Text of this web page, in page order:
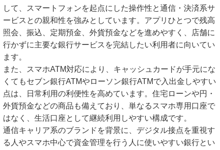
して、スマートフォンを起点にした操作性と通信・決済系サ
ービスとの親和性を強みとしています。アプリひとつで残高
照会、振込、定期預金、外貨預金などを進めやすく、店舗に
行かずに主要な銀行サービスを完結したい利用者に向いてい
ます。
また、スマホATM対応により、キャッシュカードが手元にな
くてもセブン銀行ATMやローソン銀行ATMで入出金しやすい
点は、日常利用の利便性を高めています。住宅ローンや円・
外貨預金などの商品も備えており、単なるスマホ専用口座で
はなく、生活口座として継続利用しやすい構成です。
通信キャリア系のブランドを背景に、デジタル接点を重視す
る人やスマホ中心で資金管理を行う人に使いやすい銀行とい